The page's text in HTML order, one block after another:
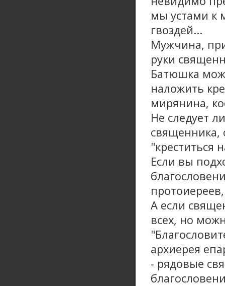
мы устами к
гвоздей...
Мужчина,
руки
Батюшка
наложить
мирянина,
Не следует
священника,
"креститься
Если вы
А если
всех, но
архиерея
- рядовые